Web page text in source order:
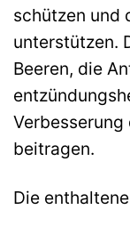
schützen und
unterstützen.
Beeren, die
beitragen.
Die